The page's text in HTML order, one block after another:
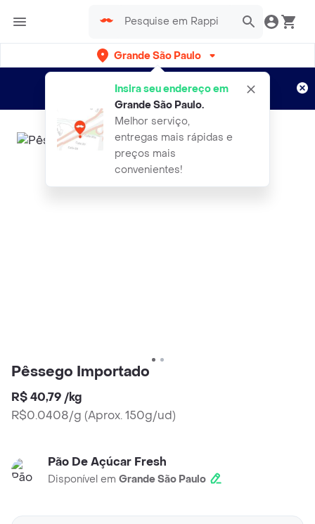
Grande São Paulo
Insira seu endereço em
Grande São Paulo.
Melhor serviço,
entregas mais rápidas e
preços mais
convenientes!
Entregas grátis por 15 dias!
Aplicam T&C
Pêssego Importado
R$ 40,79 /kg
R$0.0408/g (Aprox. 150g/ud)
Pão De Açúcar Fresh
Disponível em Grande São Paulo